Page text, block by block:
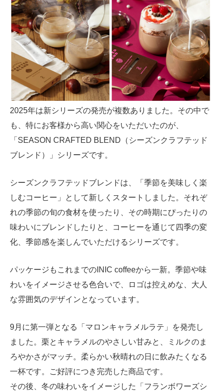
2025年は新シリーズの発売が複数ありました。その中で
も、特にお客様から高い関心をいただいたのが、
「SEASON CRAFTED BLEND（シーズンクラフテッド
ブレンド）」シリーズです。
シーズンクラフテッドブレンドは、「季節を美味しく楽
しむコーヒー」として新しくスタートしました。それぞ
れの季節の旬の食材を使ったり、その時期にぴったりの
味わいにブレンドしたりと、コーヒーを通じて四季の変
化、季節感を楽しんでいただけるシリーズです。
パッケージもこれまでのINIC coffeeから一新。季節や味
わいをイメージさせる色合いで、ロゴは控えめな、大人
な雰囲気のデザインとなっています。
9月に第一弾となる「マロンキャラメルラテ」を発売し
ました。栗とキャラメルのやさしい甘みと、ミルクのま
ろやかさがマッチ。柔らかい秋晴れの日に飲みたくなる
一杯です。ご好評につき完売した商品です。
その後、冬の味わいをイメージした「フランボワーズシ